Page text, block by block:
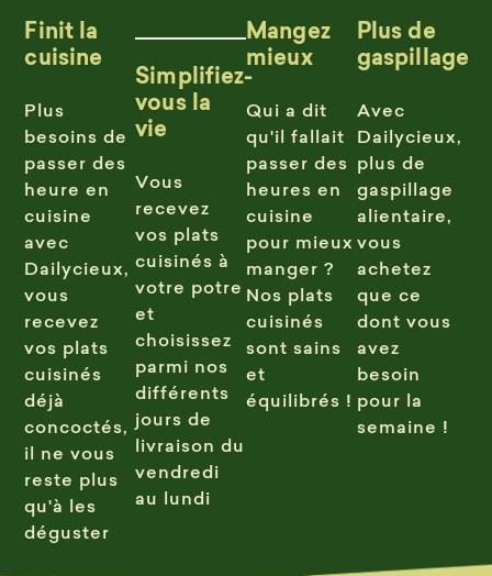
Finit la
cuisine
Plus
besoins de
passer des
heure en
cuisine
avec
Dailycieux,
vous
recevez
vos plats
cuisinés
déjà
concoctés,
il ne vous
reste plus
qu'à les
déguster
Simplifiez-
vous la
vie
Vous
recevez
vos plats
cuisinés à
votre potre
et
choisissez
parmi nos
différents
jours de
livraison du
vendredi
au lundi
Mangez
mieux
Qui a dit
qu'il fallait
passer des
heures en
cuisine
pour mieux
manger ?
Nos plats
cuisinés
sont sains
et
équilibrés !
Plus de
gaspillage
Avec
Dailycieux,
plus de
gaspillage
alientaire,
vous
achetez
que ce
dont vous
avez
besoin
pour la
semaine !